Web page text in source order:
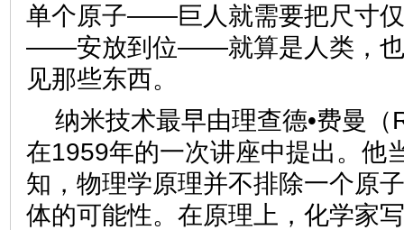
单个原子——巨人就需要把尺寸
——安放到位——就算是人类，也
见那些东西。
纳米技术最早由理查德•费曼
在1959年的一次讲座中提出。他
知，物理学原理并不排除一个原
体的可能性。在原理上，化学家